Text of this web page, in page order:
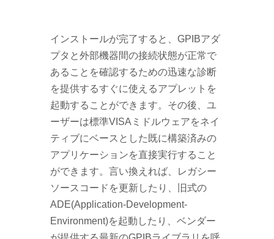
インストールが完了すると、GPIBアダ
プタと外部機器間の接続状態が正常で
あることを確認するための迅速な診断
を提供するすぐに使えるアプレットを
起動することができます。その後、ユ
ーザーは標準VISAミドルウェアをネイ
ティブにベースとした既に構築済みの
アプリケーションを直接実行すること
ができます。言い換えれば、レガシー
ソースコードを更新したり、旧式の
ADE(Application-Development-
Environment)を起動したり、ベンダー